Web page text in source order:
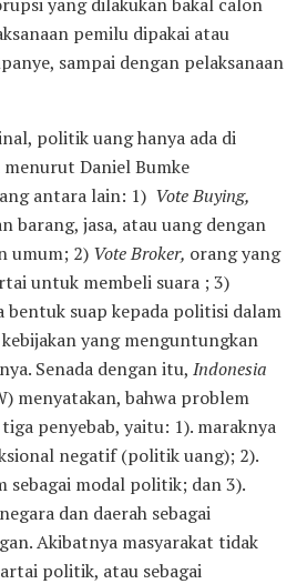
pemilu dipakai atau
sampai dengan pelaksanaan
politik uang hanya ada di
Daniel Bumke
antara lain: 1) Vote Buying,
barang, jasa, atau uang dengan
umum; 2) Vote Broker, orang yang
untuk membeli suara ; 3)
bentuk suap kepada politisi dalam
yang menguntungkan
Senada dengan itu, Indonesia
menyatakan, bahwa problem
penyebab, yaitu: 1). maraknya
negatif (politik uang); 2).
sebagai modal politik; dan 3).
dan daerah sebagai
Akibatnya masyarakat tidak
politik, atau sebagai